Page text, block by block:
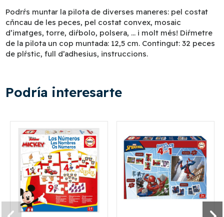
Podrŕs muntar la pilota de diverses maneres: pel costat
cňncau de les peces, pel costat convex, mosaic
d’imatges, torre, diŕbolo, polsera, ... i molt més! Diŕmetre
de la pilota un cop muntada: 12,5 cm. Contingut: 32 peces
de plŕstic, full d’adhesius, instruccions.
Podría interesarte